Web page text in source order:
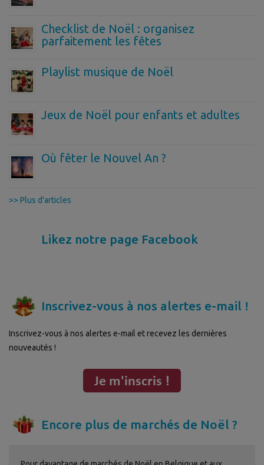
Checklist de Noël : organisez
parfaitement les fêtes
Playlist musique de Noël
Jeux de Noël pour enfants et adultes
Où fêter le Nouvel An ?
>> Plus d'articles
Likez notre page Facebook
Inscrivez-vous à nos alertes e-mail !
Inscrivez-vous à nos alertes e-mail et recevez les dernières
nouveautés !
Encore plus de marchés de Noël ?